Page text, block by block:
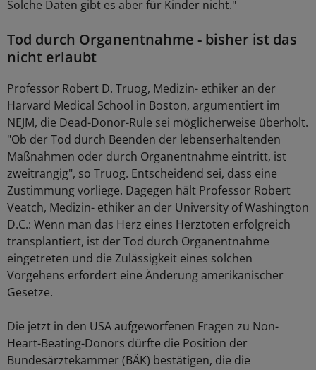
Solche Daten gibt es aber für Kinder nicht."
Tod durch Organentnahme - bisher ist das
nicht erlaubt
Professor Robert D. Truog, Medizin- ethiker an der
Harvard Medical School in Boston, argumentiert im
NEJM, die Dead-Donor-Rule sei möglicherweise überholt.
"Ob der Tod durch Beenden der lebenserhaltenden
Maßnahmen oder durch Organentnahme eintritt, ist
zweitrangig", so Truog. Entscheidend sei, dass eine
Zustimmung vorliege. Dagegen hält Professor Robert
Veatch, Medizin- ethiker an der University of Washington
D.C.: Wenn man das Herz eines Herztoten erfolgreich
transplantiert, ist der Tod durch Organentnahme
eingetreten und die Zulässigkeit eines solchen
Vorgehens erfordert eine Änderung amerikanischer
Gesetze.
Die jetzt in den USA aufgeworfenen Fragen zu Non-
Heart-Beating-Donors dürfte die Position der
Bundesärztekammer (BÄK) bestätigen, die die